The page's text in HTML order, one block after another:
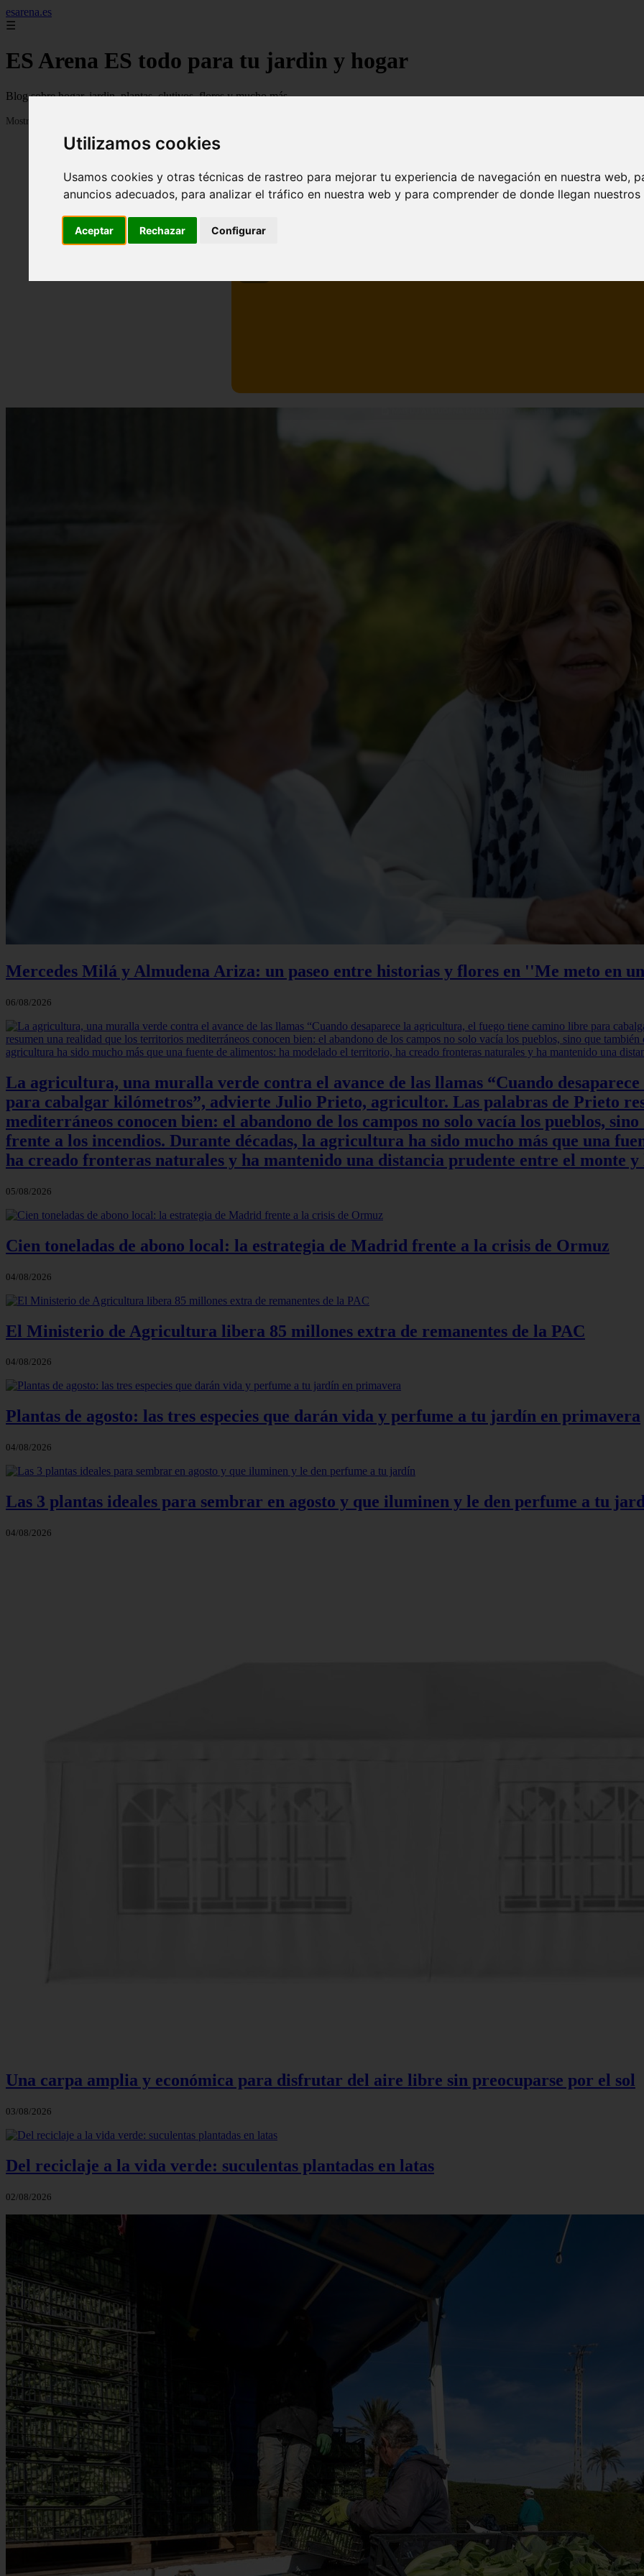
Utilizamos cookies
Usamos cookies y otras técnicas de rastreo para mejorar tu experiencia de navegación en nuestra web,
anuncios adecuados, para analizar el tráfico en nuestra web y para comprender de donde llegan
Aceptar Rechazar Configurar
esarena.es
☰
ES Arena ES todo para tu jardin y hogar
Blog sobre hogar, jardin, plantas, clutivos, flores y mucho más...
Mostrando 1 - 24 de 2121 artículos
Mercedes Milá y Almudena Ariza: un paseo entre historias y flores en ''Me meto en
06/08/2026
La agricultura, una muralla verde contra el avance de las llamas “Cuando
para cabalgar kilómetros”, advierte Julio Prieto, agricultor. Las palabras de Prieto
mediterráneos conocen bien: el abandono de los campos no solo vacía los pueblos,
frente a los incendios. Durante décadas, la agricultura ha sido mucho más que una
ha creado fronteras naturales y ha mantenido una distancia prudente entre el monte y
05/08/2026
Cien toneladas de abono local: la estrategia de Madrid frente a la crisis de Ormuz
04/08/2026
El Ministerio de Agricultura libera 85 millones extra de remanentes de la PAC
04/08/2026
Plantas de agosto: las tres especies que darán vida y perfume a tu jardín en primavera
04/08/2026
Las 3 plantas ideales para sembrar en agosto y que iluminen y le den perfume a tu
04/08/2026
Una carpa amplia y económica para disfrutar del aire libre sin preocuparse por el sol
03/08/2026
Del reciclaje a la vida verde: suculentas plantadas en latas
02/08/2026